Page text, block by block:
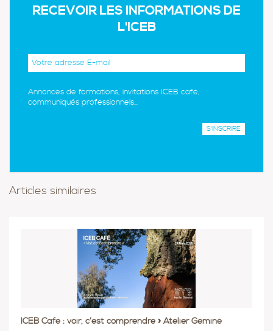
RECEVOIR LES INFORMATIONS DE
L'ICEB
Annonces de formations, invitations ICEB café,
communiqués professionnels...
Articles similaires
ICEB Café : voir, c’est comprendre » Atelier Géminé